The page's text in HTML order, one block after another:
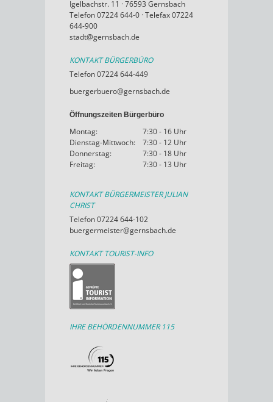
Igelbachstr. 11 · 76593 Gernsbach
Telefon 07224 644-0 · Telefax 07224
644-900
stadt@gernsbach.de
KONTAKT BÜRGERBÜRO
Telefon 07224 644-449
buergerbuero@gernsbach.de
Öffnungszeiten Bürgerbüro
Montag:
7:30 - 16 Uhr
Dienstag-Mittwoch:
7:30 - 12 Uhr
Donnerstag:
7:30 - 18 Uhr
Freitag:
7:30 - 13 Uhr
KONTAKT BÜRGERMEISTER JULIAN
CHRIST
Telefon 07224 644-102
buergermeister@gernsbach.de
KONTAKT TOURIST-INFO
IHRE BEHÖRDENNUMMER 115